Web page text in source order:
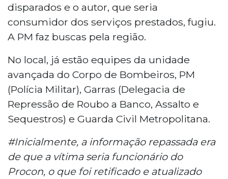
disparados e o autor, que seria
consumidor dos serviços prestados, fugiu.
A PM faz buscas pela região.
No local, já estão equipes da unidade
avançada do Corpo de Bombeiros, PM
(Polícia Militar), Garras (Delegacia de
Repressão de Roubo a Banco, Assalto e
Sequestros) e Guarda Civil Metropolitana.
#Inicialmente, a informação repassada era
de que a vítima seria funcionário do
Procon, o que foi retificado e atualizado